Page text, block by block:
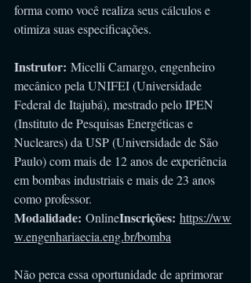
forma como você realiza seus cálculos e
otimiza suas especificações.
Instrutor: Micelli Camargo, engenheiro
mecânico pela UNIFEI (Universidade
Federal de Itajubá), mestrado pelo IPEN
(Instituto de Pesquisas Energéticas e
Nucleares) da USP (Universidade de São
Paulo) com mais de 12 anos de experiência
em bombas industriais e mais de 23 anos
como professor.
Modalidade: OnlineInscrições: https://ww
w.engenhariaecia.eng.br/bomba
Não perca essa oportunidade de aprimorar